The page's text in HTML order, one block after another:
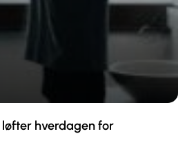
hverdagen for